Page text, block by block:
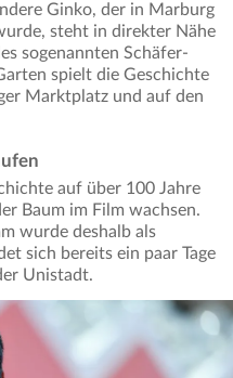
Ginko, der in Marburg
steht in direkter Nähe
sogenannten Schäfer-
spielt die Geschichte
Marktplatz und auf den
auf über 100 Jahre
Baum im Film wachsen.
wurde deshalb als
sich bereits ein paar Tage
Unistadt.